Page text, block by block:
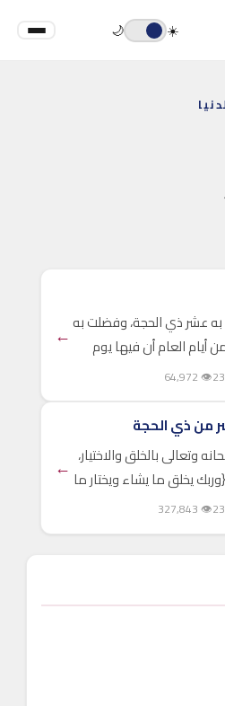
☀️
🌙
به عشر ذي الحجة، وفضلت به
أيام العام أن فيها يوم
من أعظم أيام الله، تغفر
السماوات. ويوم عرفة
👁 64,972
←
من ذي الحجة
وتعالى بالخلق والاختيار،
يخلق ما يشاء ويختار ما
الله وتعالى عما
👁 327,843
←